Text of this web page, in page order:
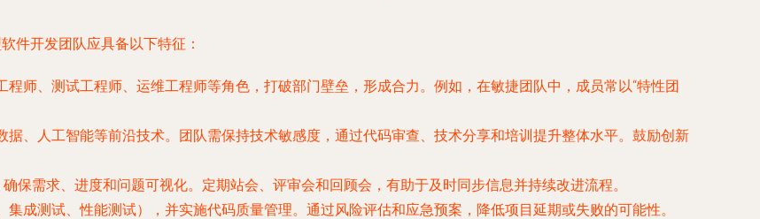
件开发团队应具备以下特征：
程师、测试工程师、运维工程师等角色，打破部门壁垒，形成合力。例如，在敏捷团队中，成员常以“特性团
据、人工智能等前沿技术。团队需保持技术敏感度，通过代码审查、技术分享和培训提升整体水平。鼓励创新
保需求、进度和问题可视化。定期站会、评审会和回顾会，有助于及时同步信息并持续改进流程。
集成测试、性能测试），并实施代码质量管理。通过风险评估和应急预案，降低项目延期或失败的可能性。